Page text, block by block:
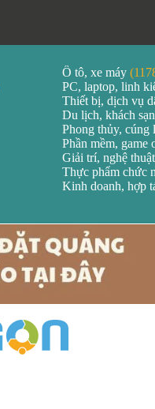
Ô tô, xe máy
PC, laptop, linh
Thiết bị, dịch vụ
Du lịch, khách
Phong thủy, cúng
Phần mềm, game
Giải trí, nghệ
Thực phẩm chức
Kinh doanh, hợp